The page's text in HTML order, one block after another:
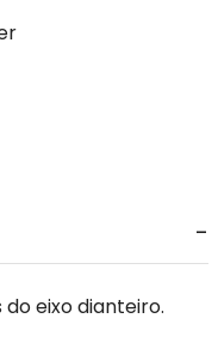
eixo dianteiro.